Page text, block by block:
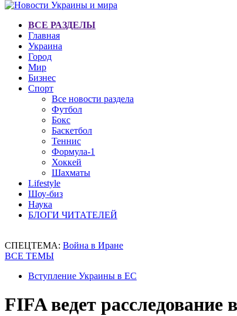
ВСЕ РАЗДЕЛЫ
Главная
Украина
Город
Мир
Бизнес
Спорт
Все новости раздела
Футбол
Бокс
Баскетбол
Теннис
Формула-1
Хоккей
Шахматы
Lifestyle
Шоу-биз
Наука
БЛОГИ ЧИТАТЕЛЕЙ
СПЕЦТЕМА: Война в Иране
ВСЕ ТЕМЫ
Вступление Украины в ЕС
FIFA ведет